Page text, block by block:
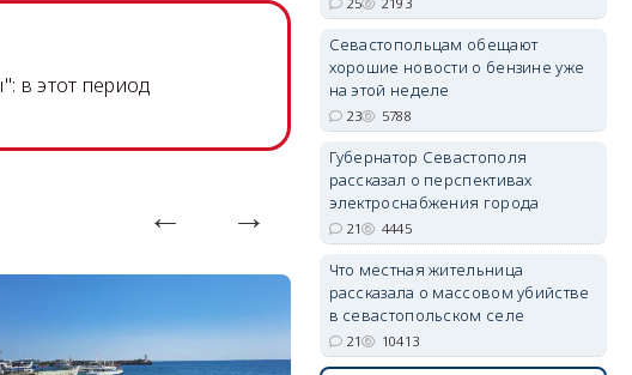
в этот период
Севастопольцам обещают
хорошие новости о бензине уже
на этой неделе
23 5788
Губернатор Севастополя
рассказал о перспективах
электроснабжения города
21 4445
Что местная жительница
рассказала о массовом убийстве
в севастопольском селе
21 10413